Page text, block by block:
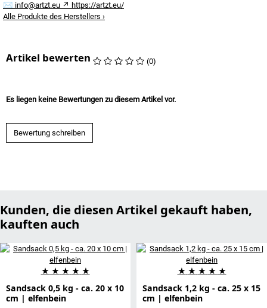
✉ info@artzt.eu ↗ https://artzt.eu/
Alle Produkte des Herstellers ›
Artikel bewerten (0)
Es liegen keine Bewertungen zu diesem Artikel vor.
Bewertung schreiben
Kunden, die diesen Artikel gekauft haben,
kauften auch
★ ★ ★ ★ ★
Sandsack 0,5 kg - ca. 20 x 10
cm | elfenbein
★ ★ ★ ★ ★
Sandsack 1,2 kg - ca. 25 x 15
cm | elfenbein